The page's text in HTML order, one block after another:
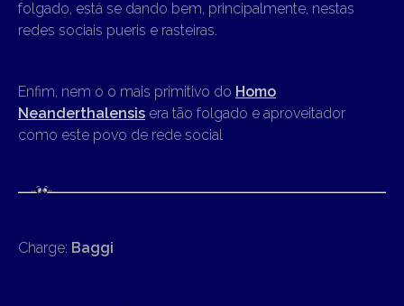
folgado, está se dando bem, principalmente, nestas
redes sociais pueris e rasteiras.
Enfim, nem o o mais primitivo do Homo
Neanderthalensis era tão folgado e aproveitador
como este povo de rede social
Charge: Baggi